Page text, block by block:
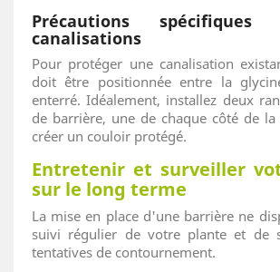
Précautions
canalisations
Pour protéger une canalisation
doit être positionnée entre la
enterré. Idéalement, installez deux
de barrière, une de chaque côté de
créer un couloir protégé.
Entretenir et surveiller
sur le long terme
La mise en place d'une barrière ne
suivi régulier de votre plante et de
tentatives de contournement.